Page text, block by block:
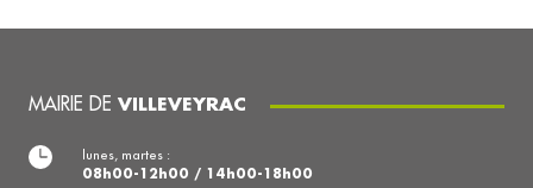
MAIRIE DE VILLEVEYRAC
lunes, martes :
08h00-12h00 / 14h00-18h00